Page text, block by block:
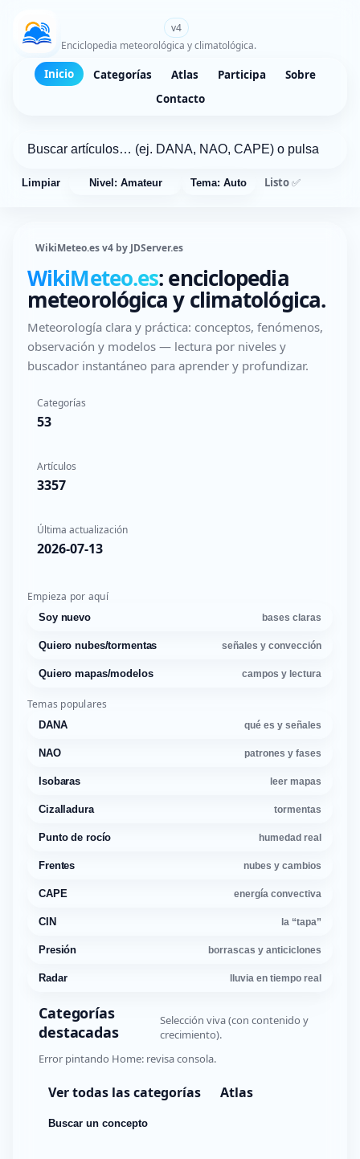
v4
Enciclopedia meteorológica y climatológica.
Inicio Categorías Atlas Participa
Sobre
Contacto
Limpiar Nivel: Amateur Tema: Auto Listo ✅
WikiMeteo.es v4 by JDServer.es
WikiMeteo.es: enciclopedia
meteorológica y climatológica.
Meteorología clara y práctica: conceptos, fenómenos,
observación y modelos — lectura por niveles y
buscador instantáneo para aprender y profundizar.
Categorías
53
Artículos
3357
Última actualización
2026-07-13
Empieza por aquí
Soy nuevo bases claras
Quiero nubes/tormentas señales y convección
Quiero mapas/modelos campos y lectura
Temas populares
DANA qué es y señales
NAO patrones y fases
Isobaras leer mapas
Cizalladura tormentas
Punto de rocío humedad real
Frentes nubes y cambios
CAPE energía convectiva
CIN la “tapa”
Presión borrascas y anticiclones
Radar lluvia en tiempo real
Categorías
destacadas
Selección viva (con contenido y
crecimiento).
Error pintando Home: revisa consola.
Ver todas las categorías Atlas
Buscar un concepto